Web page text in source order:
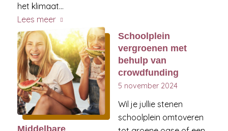
het klimaat…
Lees meer
Middelbare
Schoolplein
vergroenen met
behulp van
crowdfunding
5 november 2024
Wil je jullie stenen
schoolplein omtoveren